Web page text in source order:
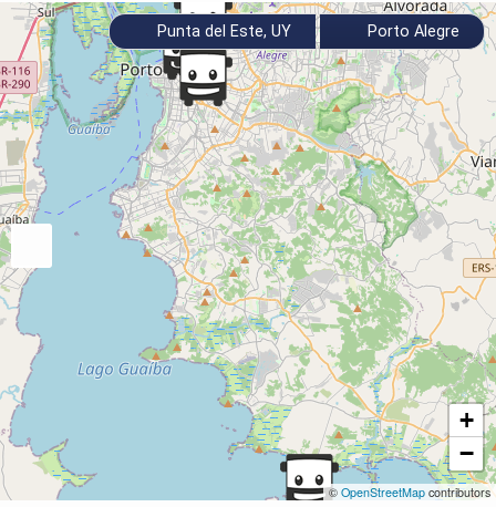
+
−
© OpenStreetMap contributors
Punta del Este, UY Porto Alegre